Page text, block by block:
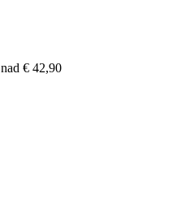
nad € 42,90